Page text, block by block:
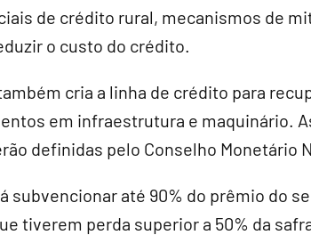
de crédito rural, mecanismos de
o custo do crédito.
cria a linha de crédito para
em infraestrutura e maquinário.
definidas pelo Conselho Monetário
subvencionar até 90% do prêmio do
tiverem perda superior a 50% da